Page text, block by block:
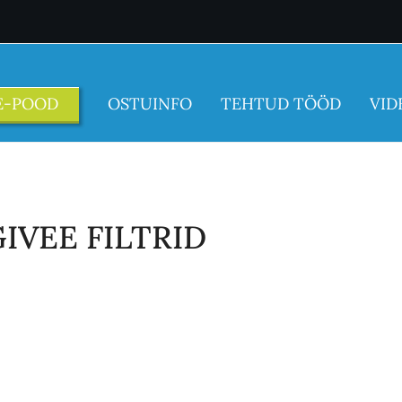
POOD OSTUINFO TEHTUD TÖÖD
FILTRID